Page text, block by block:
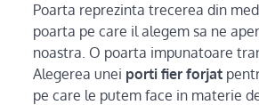
Poarta reprezinta trecerea din
poarta pe care il alegem sa ne
noastra. O poarta impunatoare
Alegerea unei porti fier forjat
pe care le putem face in materie